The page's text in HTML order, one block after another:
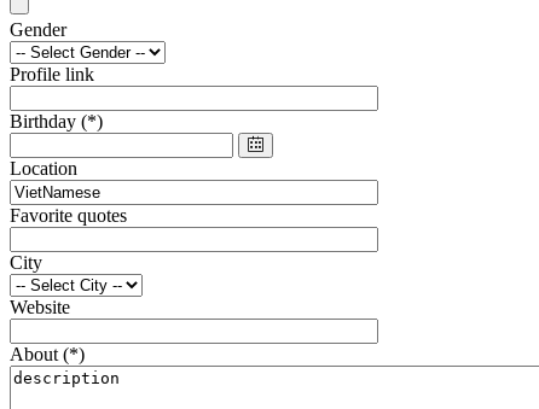
Gender
Profile link
Birthday (*)
Location
Favorite quotes
City
Website
About (*)